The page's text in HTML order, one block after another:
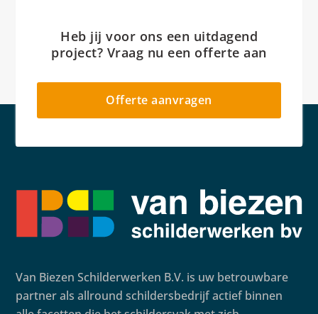
Heb jij voor ons een uitdagend
project? Vraag nu een offerte aan
Offerte aanvragen
Van Biezen Schilderwerken B.V. is uw betrouwbare
partner als allround schildersbedrijf actief binnen